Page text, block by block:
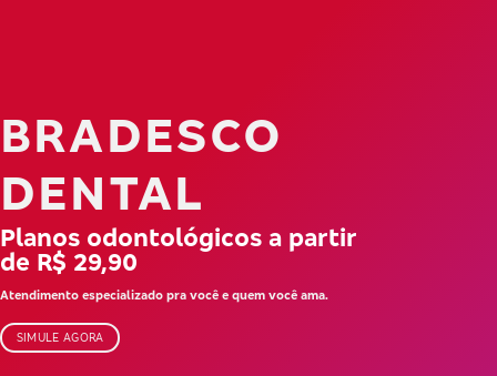
BRADESCO
DENTAL
Planos odontológicos a partir
de R$ 29,90
Atendimento especializado pra você e quem você ama.
SIMULE AGORA